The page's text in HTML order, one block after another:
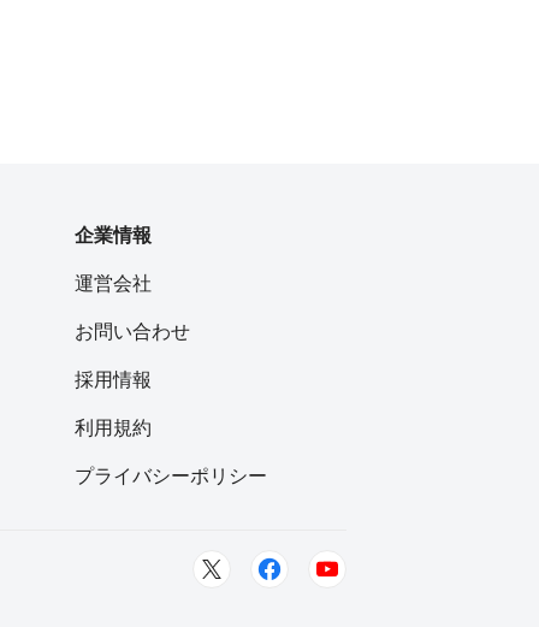
企業情報
運営会社
お問い合わせ
採用情報
利用規約
プライバシーポリシー